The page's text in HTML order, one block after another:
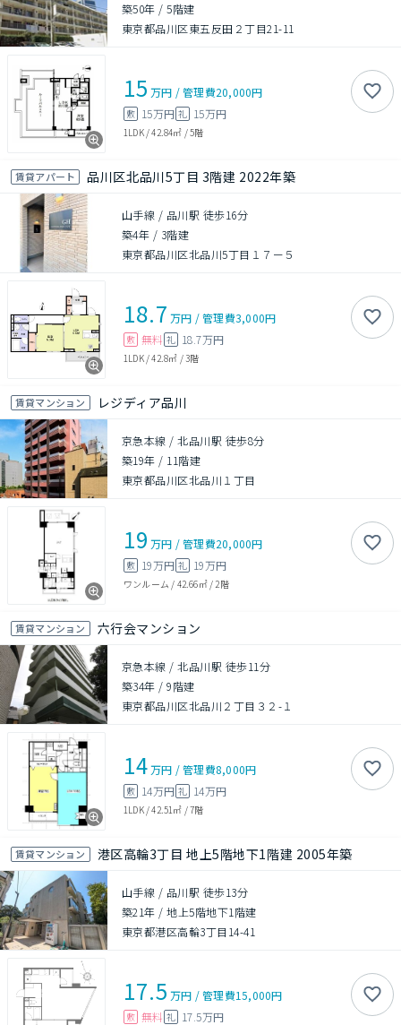
築50年 /5階建
東京都品川区東五反田２丁目21-11
15 万円 /管理費20,000円
敷 15万円 礼 15万円
1LDK/42.84㎡ /5階
賃貸アパート 品川区北品川5丁目 3階建 2022年築
山手線 / 品川駅 徒歩16分
築4年 / 3階建
東京都品川区北品川5丁目１７ー５
18.7 万円 /管理費3,000円
敷 無料 礼 18.7万円
1LDK/42.8㎡ /3階
賃貸マンション レジディア品川
京急本線 / 北品川駅 徒歩8分
築19年 / 11階建
東京都品川区北品川１丁目
19 万円 /管理費20,000円
敷 19万円 礼 19万円
ワンルーム / 42.66㎡/ 2階
賃貸マンション 六行会マンション
京急本線 / 北品川駅 徒歩11分
築34年 /9階建
東京都品川区北品川２丁目３２-１
14万円 /管理費8,000円
敷 14万円 礼 14万円
1LDK/42.51㎡ /7階
賃貸マンション 港区高輪3丁目 地上5階地下1階建 2005年築
山手線 / 品川駅 徒歩13分
築21年 /地上5階地下1階建
東京都港区高輪3丁目14-41
17.5 万円 /管理費15,000円
敷 無料 礼 17.5万円